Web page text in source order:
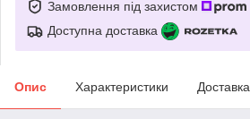
Замовлення під захистом
Доступна доставка
Опис Характеристики Доставка